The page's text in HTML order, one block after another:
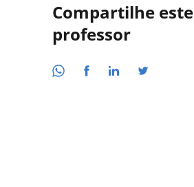
Compartilhe este
professor